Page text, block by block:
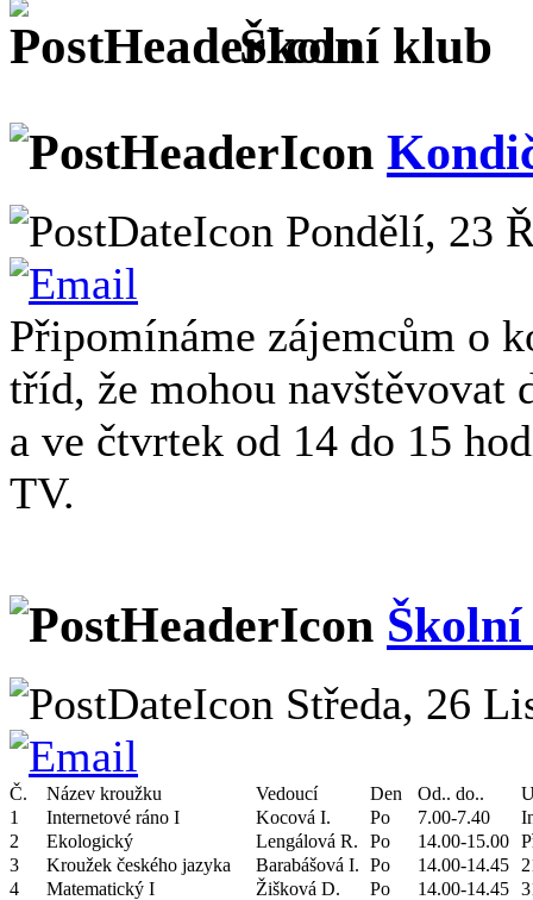
Školní klub
Pondělí, 23
Připomínáme zájemcům o
tříd, že mohou navštěvovat
a ve čtvrtek od 14 do 15
TV.
Školní
Středa, 26
Č. Název kroužku Vedoucí Den Od.. do..
1
Internetové ráno I Kocová I. Po 7.00-7.40
2
Ekologický Lengálová R. Po 14.00-15.00
3
Kroužek českého jazyka Barabášová I. Po 14.00-14.45
4
Matematický I Žišková D. Po 14.00-14.45